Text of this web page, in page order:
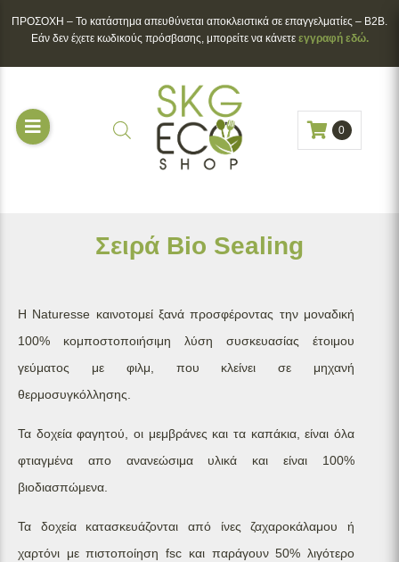
ΠΡΟΣΟΧΗ – To κατάστημα απευθύνεται αποκλειστικά σε επαγγελματίες – B2B.
Εάν δεν έχετε κωδικούς πρόσβασης, μπορείτε να κάνετε εγγραφή εδώ.
0
Σειρά Bio Sealing
Η Naturesse καινοτομεί ξανά προσφέροντας την μοναδική
100% κομποστοποιήσιμη λύση συσκευασίας έτοιμου
γεύματος με φιλμ, που κλείνει σε μηχανή
θερμοσυγκόλλησης.
Τα δοχεία φαγητού, οι μεμβράνες και τα καπάκια, είναι όλα
φτιαγμένα απο ανανεώσιμα υλικά και είναι 100%
βιοδιασπώμενα.
Τα δοχεία κατασκευάζονται από ίνες ζαχαροκάλαμου ή
χαρτόνι με πιστοποίηση fsc και παράγουν 50% λιγότερο